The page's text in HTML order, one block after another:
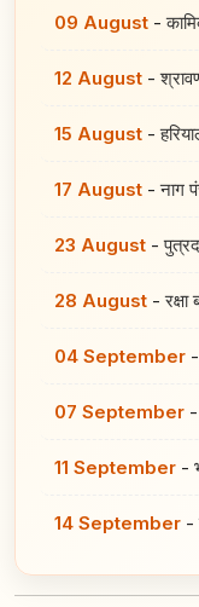
09 August -
12 August -
15 August -
17 August -नाग
23 August -
28 August -
04 September
07 September -
11 September -
14 September -